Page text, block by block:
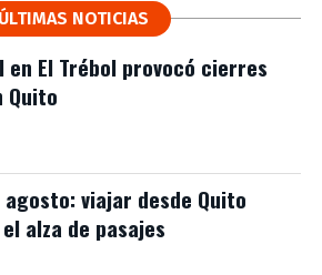
ÚLTIMAS NOTICIAS
El Trébol provocó cierres
Quito
agosto: viajar desde Quito
alza de pasajes